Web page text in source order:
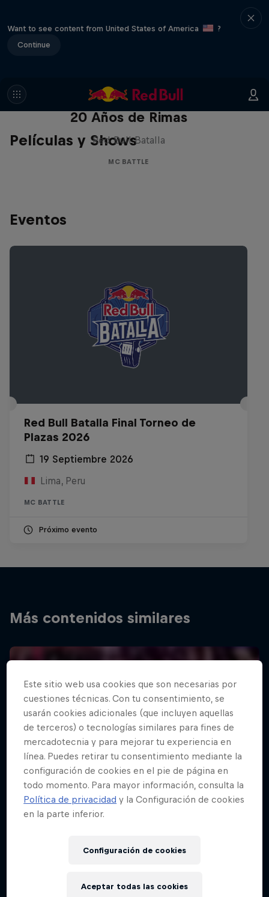
Want to see content from United States of America
?
Continue
Películas y Shows
Red Bull Batalla Nueva Historia:
20 Años de Rimas
Red Bull Batalla
MC BATTLE
Eventos
Red Bull Batalla Final Torneo de
Plazas 2026
19 Septiembre 2026
Lima, Peru
MC BATTLE
Próximo evento
Más contenidos similares
Este sitio web usa cookies que son necesarias por
cuestiones técnicas. Con tu consentimiento, se
usarán cookies adicionales (que incluyen aquellas
de terceros) o tecnologías similares para fines de
mercadotecnia y para mejorar tu experiencia en
línea. Puedes retirar tu consentimiento mediante la
configuración de cookies en el pie de página en
todo momento. Para mayor información, consulta la
Política de privacidad y la Configuración de cookies
en la parte inferior.
Configuración de cookies
Aceptar todas las cookies